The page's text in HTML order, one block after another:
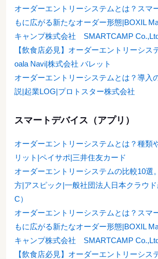
オーダーエントリーシステムとは？スマ
もに広がる新たなオーダー形態|BOXIL
キャンプ株式会社 SMARTCAMP
【飲食店必見】オーダーエントリーシス
oala Navi|株式会社 バレット
オーダーエントリーシステムとは？導入
説|起業LOG|プロトスター株式会社
スマートデバイス（アプリ）
オーダーエントリーシステムとは？種類
リット|ペイサポ|三井住友カード
オーダーエントリーシステムの比較10選
方|アスピック|一般社団法人日本クラウ
C）
オーダーエントリーシステムとは？スマ
もに広がる新たなオーダー形態|BOXIL
キャンプ株式会社 SMARTCAMP
【飲食店必見】オーダーエントリーシス